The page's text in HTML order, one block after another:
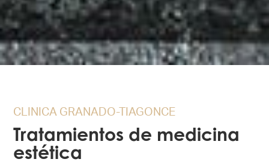
CLINICA GRANADO-TIAGONCE
Tratamientos de medicina
estética